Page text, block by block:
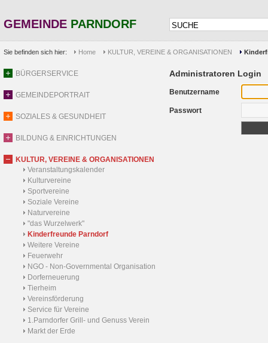
GEMEINDE PARNDORF
Sie befinden sich hier: Home KULTUR, VEREINE & ORGANISATIONEN
BÜRGERSERVICE
GEMEINDEPORTRAIT
SOZIALES & GESUNDHEIT
BILDUNG & EINRICHTUNGEN
KULTUR, VEREINE & ORGANISATIONEN
Veranstaltungskalender
Kulturvereine
Sportvereine
Soziale Vereine
Naturvereine
"das Wurzelwerk"
Kinderfreunde Parndorf
Weitere Vereine
Feuerwehr
NGO - Non-Governmental Organisation
Dorferneuerung
Tierheim
Vereinsförderung
Service für Vereine
1.Parndorfer Grill- und Genuss Verein
Markt der Erde
Administratoren Login
Benutzername
Passwort